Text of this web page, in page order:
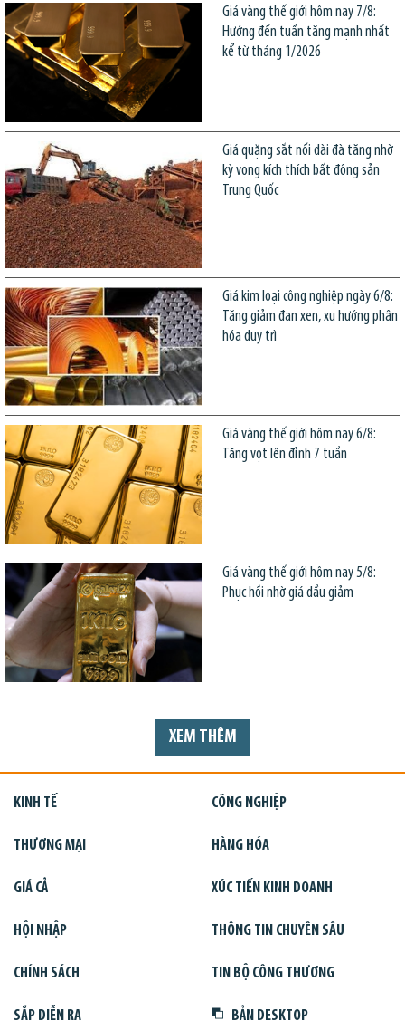
Giá vàng thế giới hôm nay 7/8:
Hướng đến tuần tăng mạnh nhất
kể từ tháng 1/2026
Giá quặng sắt nối dài đà tăng nhờ
kỳ vọng kích thích bất động sản
Trung Quốc
Giá kim loại công nghiệp ngày 6/8:
Tăng giảm đan xen, xu hướng phân
hóa duy trì
Giá vàng thế giới hôm nay 6/8:
Tăng vọt lên đỉnh 7 tuần
Giá vàng thế giới hôm nay 5/8:
Phục hồi nhờ giá dầu giảm
XEM THÊM
KINH TẾ CÔNG NGHIỆP
THƯƠNG MẠI HÀNG HÓA
GIÁ CẢ XÚC TIẾN KINH DOANH
HỘI NHẬP THÔNG TIN CHUYÊN SÂU
CHÍNH SÁCH TIN BỘ CÔNG THƯƠNG
SẮP DIỄN RA BẢN DESKTOP